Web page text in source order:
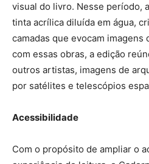
visual do livro. Nesse período,
tinta acrílica diluída em água,
camadas que evocam imagens
com essas obras, a edição
outros artistas, imagens de
por satélites e telescópios
Acessibilidade
Com o propósito de ampliar o